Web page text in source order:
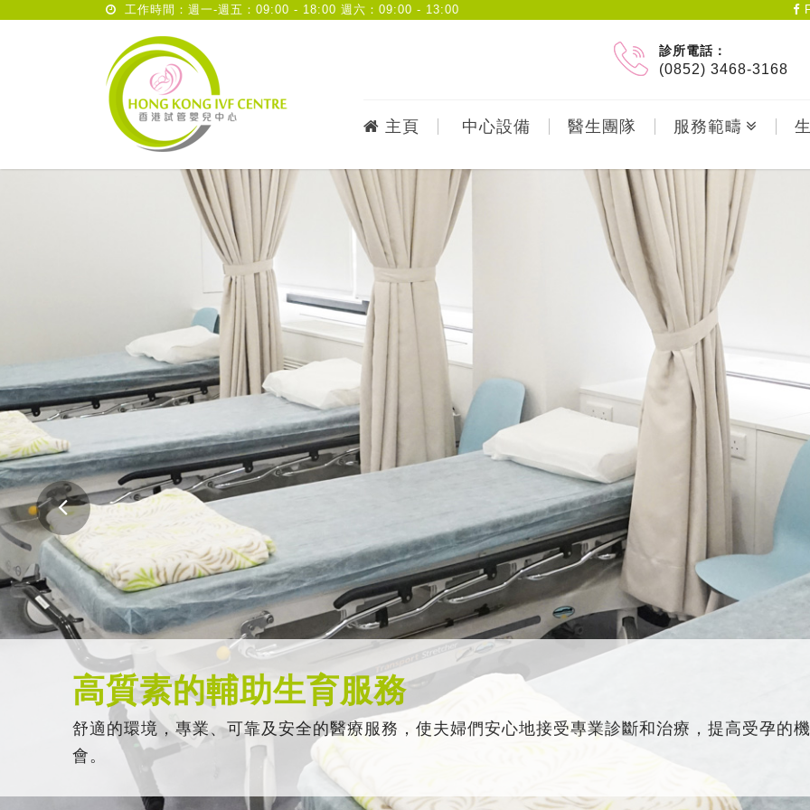
工作時間：週一-週五：09:00 - 18:00 週六：09:00 - 13:00
診所電話：
(0852) 3468-3168
主頁 中心設備 醫生團隊 服務範疇
高質素的輔助生育服務
舒適的環境，專業、可靠及安全的醫療服務，使夫婦們安心地接受專業診斷和治療，提高受孕的機
會。